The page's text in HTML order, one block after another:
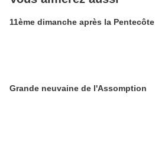
11ème dimanche après la Pentecôte
Grande neuvaine de l'Assomption